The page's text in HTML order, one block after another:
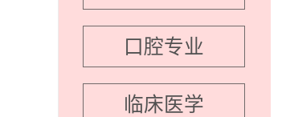
口腔专业
临床医学